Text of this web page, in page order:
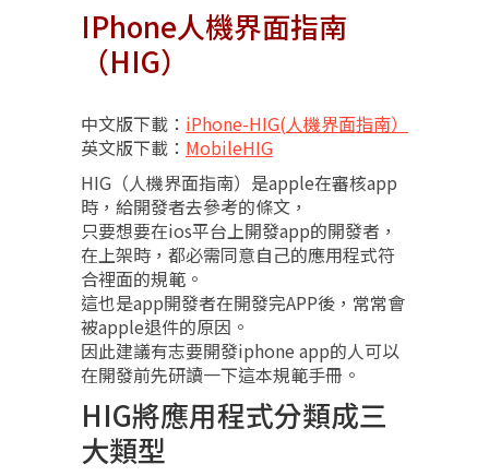
IPhone人機界面指南
（HIG）
中文版下載： iPhone-HIG(人機界面指南）
英文版下載： MobileHIG
HIG（人機界面指南）是apple在審核app
時，給開發者去參考的條文，
只要想要在ios平台上開發app的開發者，
在上架時，都必需同意自己的應用程式符
合裡面的規範。
這也是app開發者在開發完APP後，常常會
被apple退件的原因。
因此建議有志要開發iphone app的人可以
在開發前先研讀一下這本規範手冊。
HIG將應用程式分類成三
大類型